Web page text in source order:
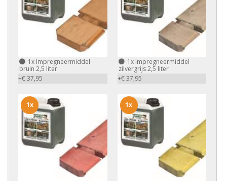
1x Impregneermiddel
bruin 2,5 liter
+€ 37,95
1xImpregneermiddel
zilvergrijs 2,5 liter
+€ 37,95
1x 1x